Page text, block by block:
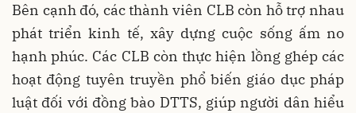
Bên cạnh đó, các thành viên CLB còn hỗ trợ nhau
phát triển kinh tế, xây dựng cuộc sống ấm no
hạnh phúc. Các CLB còn thực hiện lồng ghép các
hoạt động tuyên truyền phổ biến giáo dục pháp
luật đối với đồng bào DTTS, giúp người dân hiểu